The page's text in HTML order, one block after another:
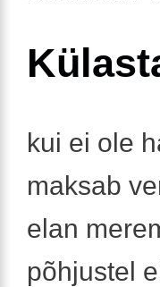
kui ei ole
maksab
elan
põhjustel